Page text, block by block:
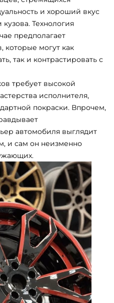
и хороший вкус
Технология
предполагает
которые могут как
так и контрастировать с
требует высокой
исполнителя,
покраски. Впрочем,
автомобиля выглядит
и сам он неизменно